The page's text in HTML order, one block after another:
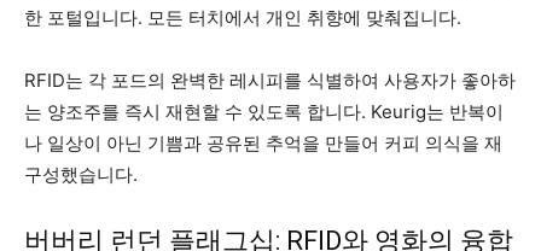
한 포털입니다. 모든 터치에서 개인 취향에 맞춰집니다.
RFID는 각 포드의 완벽한 레시피를 식별하여 사용자가 좋아하
는 양조주를 즉시 재현할 수 있도록 합니다. Keurig는 반복이
나 일상이 아닌 기쁨과 공유된 추억을 만들어 커피 의식을 재
구성했습니다.
버버리 런던 플래그십: RFID와 영화의 융합